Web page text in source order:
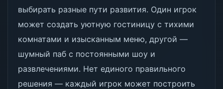
выбирать разные пути развития. Один игрок
может создать уютную гостиницу с тихими
комнатами и изысканным меню, другой —
шумный паб с постоянными шоу и
развлечениями. Нет единого правильного
решения — каждый игрок может построить